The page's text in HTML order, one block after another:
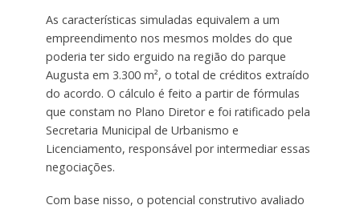
As características simuladas equivalem a um
empreendimento nos mesmos moldes do que
poderia ter sido erguido na região do parque
Augusta em 3.300 m², o total de créditos extraído
do acordo. O cálculo é feito a partir de fórmulas
que constam no Plano Diretor e foi ratificado pela
Secretaria Municipal de Urbanismo e
Licenciamento, responsável por intermediar essas
negociações.
Com base nisso, o potencial construtivo avaliado